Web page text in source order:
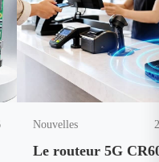
Nouvelles
Le routeur 5G